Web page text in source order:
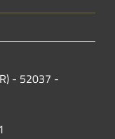
- 52037 -